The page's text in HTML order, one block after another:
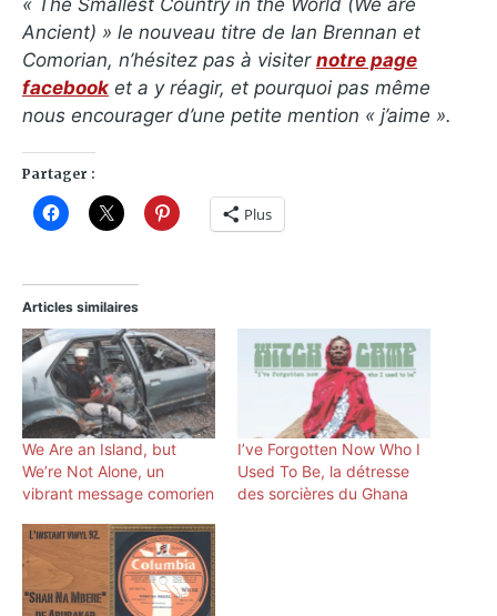
Ancient) » le nouveau titre de Ian Brennan et
Comorian, n’hésitez pas à visiter notre page
facebook et a y réagir, et pourquoi pas même
nous encourager d’une petite mention « j’aime ».
Partager :
Plus
Articles similaires
We Are an Island, but
We’re Not Alone, un
vibrant message comorien
I’ve Forgotten Now Who I
Used To Be, la détresse
des sorcières du Ghana